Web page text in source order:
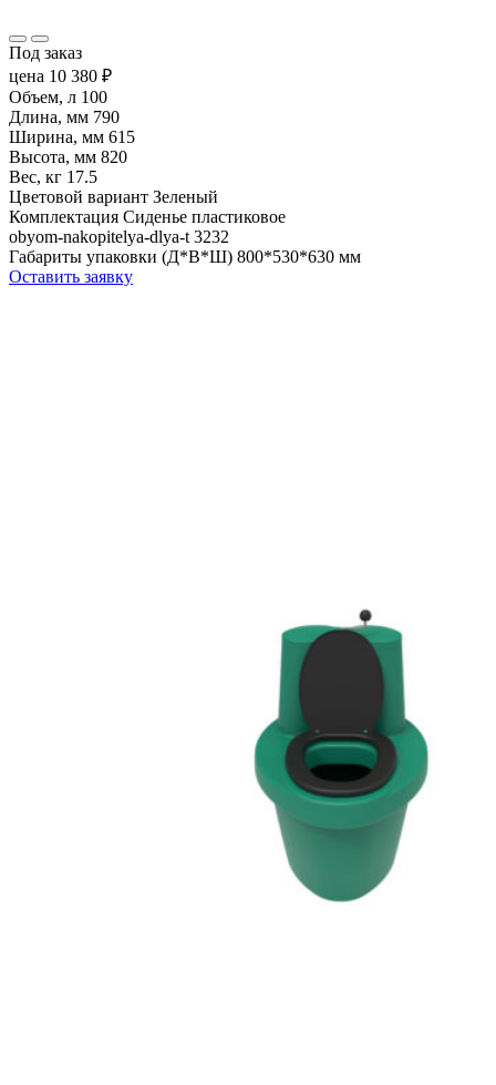
Под заказ
цена 10 380 ₽
Объем, л 100
Длина, мм 790
Ширина, мм 615
Высота, мм 820
Вес, кг 17.5
Цветовой вариант Зеленый
Комплектация Сиденье пластиковое
obyom-nakopitelya-dlya-t 3232
Габариты упаковки (Д*В*Ш) 800*530*630 мм
Оставить заявку